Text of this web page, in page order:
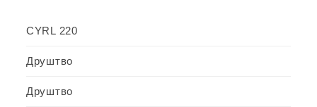
CYRL 220
Друштво
Друштво